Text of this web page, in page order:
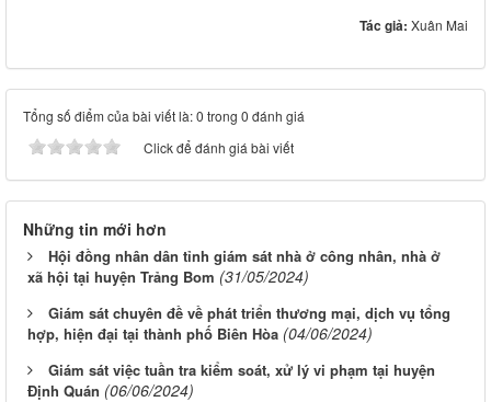
Tác giả: Xuân Mai
Tổng số điểm của bài viết là: 0 trong 0 đánh giá
Click để đánh giá bài viết
Những tin mới hơn
Hội đồng nhân dân tỉnh giám sát nhà ở công nhân, nhà ở
xã hội tại huyện Trảng Bom (31/05/2024)
Giám sát chuyên đề về phát triển thương mại, dịch vụ tổng
hợp, hiện đại tại thành phố Biên Hòa (04/06/2024)
Giám sát việc tuần tra kiểm soát, xử lý vi phạm tại huyện
Định Quán (06/06/2024)